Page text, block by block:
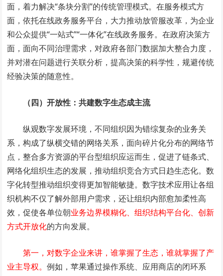
面，着力解决“条块分割”的传统管理模式。在服务模式方
面，依托在线政务服务平台，大力推动放管服改革，为企业
和公众提供“一站式”“一体化”在线政务服务。在政府决策方
面，面向不同治理需求，对政府各部门数据加大整合力度，
并对潜在问题进行关联分析，提高决策的科学性，规避传统
经验决策的随意性。
（四）开放性：共建数字生态成主流
纵观数字发展环境，不同组织因为错综复杂的业务关
系，构成了纵横交错的网络关系，面向碎片化分布的网络节
点，整合多方资源的平台型组织应运而生，促进了链条式、
网络化组织生态的发展，推动组织竞合方式日趋生态化。数
字化转型推动组织变得更加智能敏捷。数字技术应用让各组
织机构不仅了解外部用户需求，还让组织内部愈加柔性高
效，促使各单位朝业务边界模糊化、组织结构平台化、创新
方式开放化的方向发展。
第一，对数字企业来讲，谁掌握了生态，谁就掌握了产
业主导权。例如，苹果通过操作系统、应用商店的闭环系